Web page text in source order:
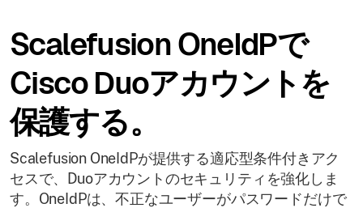
Scalefusion OneIdPで
Cisco Duoアカウントを
保護する。
Scalefusion OneIdPが提供する適応型条件付きアク
セスで、Duoアカウントのセキュリティを強化しま
す。OneIdPは、不正なユーザーがパスワードだけで